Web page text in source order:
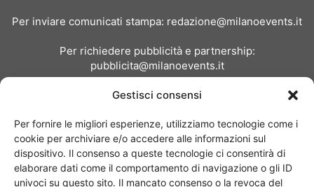
Gestisci consensi
Per fornire le migliori esperienze, utilizziamo tecnologie come i
cookie per archiviare e/o accedere alle informazioni sul
dispositivo. Il consenso a queste tecnologie ci consentirà di
elaborare dati come il comportamento di navigazione o gli ID
univoci su questo sito. Il mancato consenso o la revoca del
Per inviare comunicati stampa: redazione@milanoevents.it
Per richiedere pubblicità e partnership:
pubblicita@milanoevents.it